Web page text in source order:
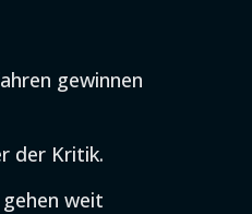
gewinnen
der Kritik.
weit